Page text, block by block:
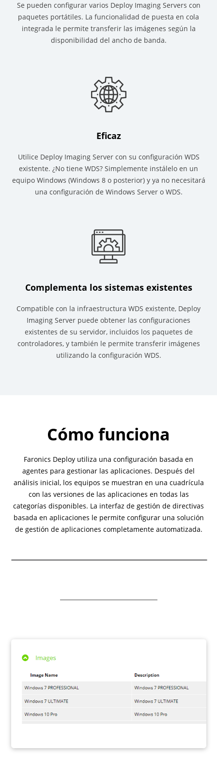
Se pueden configurar varios Deploy Imaging Servers con
paquetes portátiles. La funcionalidad de puesta en cola
integrada le permite transferir las imágenes según la
disponibilidad del ancho de banda.
Eficaz
Utilice Deploy Imaging Server con su configuración WDS
existente. ¿No tiene WDS? Simplemente instálelo en un
equipo Windows (Windows 8 o posterior) y ya no necesitará
una configuración de Windows Server o WDS.
Complementa los sistemas existentes
Compatible con la infraestructura WDS existente, Deploy
Imaging Server puede obtener las configuraciones
existentes de su servidor, incluidos los paquetes de
controladores, y también le permite transferir imágenes
utilizando la configuración WDS.
Cómo funciona
Faronics Deploy utiliza una configuración basada en
agentes para gestionar las aplicaciones. Después del
análisis inicial, los equipos se muestran en una cuadrícula
con las versiones de las aplicaciones en todas las
categorías disponibles. La interfaz de gestión de directivas
basada en aplicaciones le permite configurar una solución
de gestión de aplicaciones completamente automatizada.